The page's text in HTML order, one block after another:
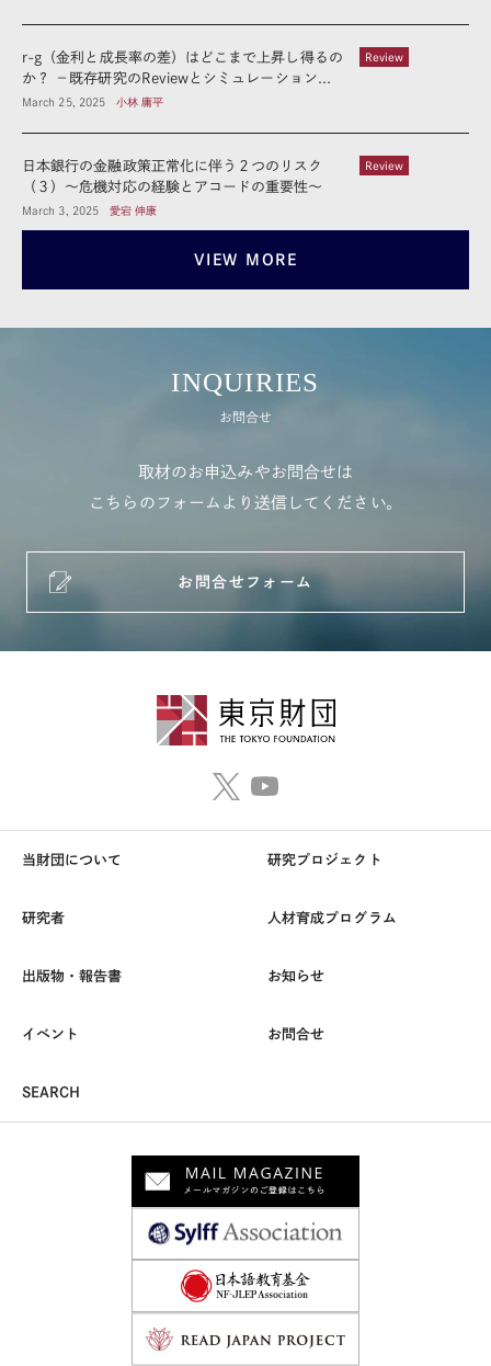
Review
r-g（金利と成長率の差）はどこまで上昇し得るの
か？ －既存研究のReviewとシミュレーション...
March 25, 2025 小林 庸平
Review
日本銀行の金融政策正常化に伴う２つのリスク
（３）～危機対応の経験とアコードの重要性～
March 3, 2025 愛宕 伸康
VIEW MORE
INQUIRIES
お問合せ
取材のお申込みやお問合せは
こちらのフォームより送信してください。
お問合せフォーム
当財団について 研究プロジェクト
研究者 人材育成プログラム
出版物・報告書 お知らせ
イベント お問合せ
SEARCH